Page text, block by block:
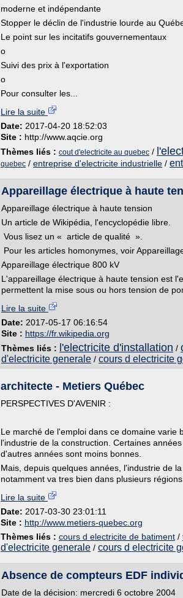
moderne et indépendante
Stopper le déclin de l'industrie lourde au
Le point sur les incitatifs gouvernementaux
o
Suivi des prix à l'exportation
o
Pour consulter les...
Lire la suite
Date: 2017-04-20 18:52:03
Site : http://www.aqcie.org
Thèmes liés : cout d'electricite au quebec /
quebec / entreprise d'electricite industrielle /
Appareillage électrique à haute
Appareillage électrique à haute tension
Un article de Wikipédia, l'encyclopédie libre.
Vous lisez un « article de qualité ».
Pour les articles homonymes, voir
Appareillage électrique 800 kV
L'appareillage électrique à haute tension est
permettent la mise sous ou hors tension de
Lire la suite
Date: 2017-05-17 06:16:54
Site : https://fr.wikipedia.org
Thèmes liés :
l'electricite d'installation /
d'electricite generale / cours d electricite
architecte - Metiers Québec
PERSPECTIVES D'AVENIR :
Le marché de l'emploi dans ce domaine varie
l'industrie de la construction. Certaines
d'autres années sont moins bonnes.
Mais, depuis quelques années, l'industrie de
notamment va tres bien dans plusieurs régions,
Lire la suite
Date: 2017-03-30 23:01:11
Site : http://www.metiers-quebec.org
Thèmes liés : cours d electricite de batiment /
d'electricite generale / cours d electricite
Absence de compteurs EDF
Date de la décision: mercredi 6 octobre 2004